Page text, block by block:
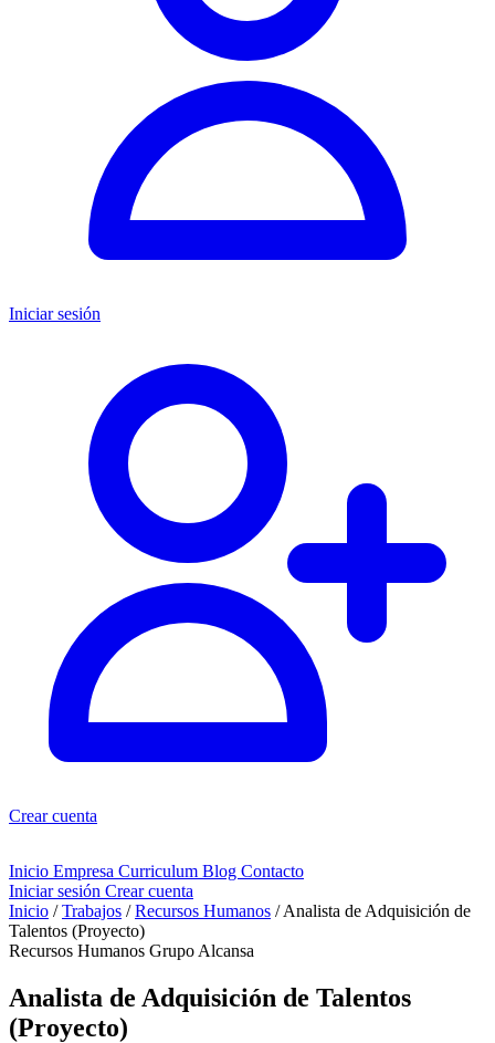
Iniciar sesión
Crear cuenta
Inicio Empresa Curriculum Blog Contacto
Iniciar sesión Crear cuenta
Inicio / Trabajos / Recursos Humanos / Analista de Adquisición de
Talentos (Proyecto)
Recursos Humanos Grupo Alcansa
Analista de Adquisición de Talentos
(Proyecto)